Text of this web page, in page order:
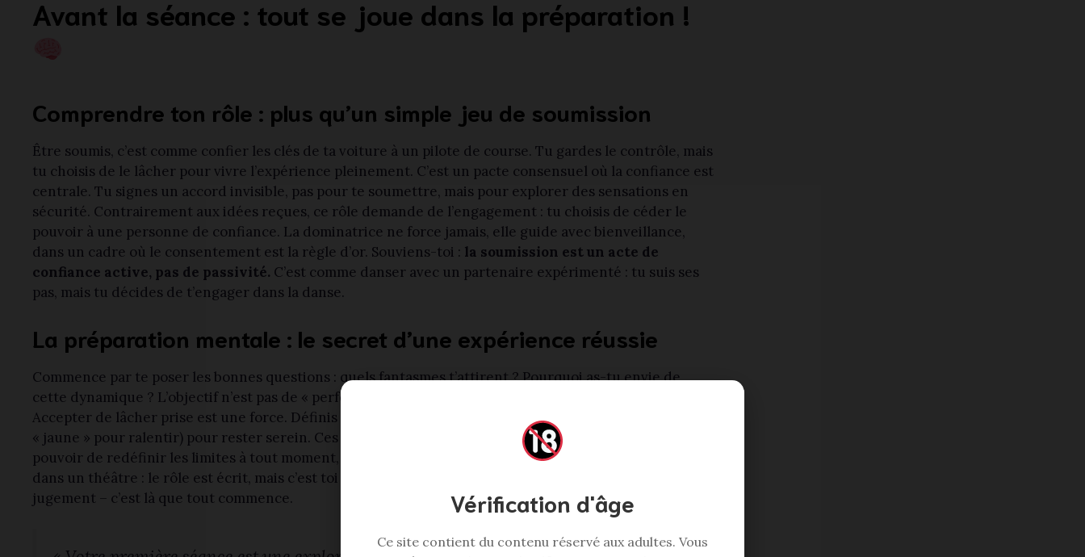
Vérification d'âge
Ce site contient du contenu réservé aux adultes. Vous
Avant la séance : tout se joue dans la préparation !
Comprendre ton rôle : plus qu’un simple jeu de soumission
Être soumis, c’est comme confier les clés de ta voiture à un pilote de course. Tu gardes le contrôle, mais
tu choisis de le lâcher pour vivre l’expérience pleinement. C’est un pacte consensuel où la confiance est
centrale. Tu signes un accord invisible, pas pour te soumettre, mais pour explorer des sensations en
sécurité. Contrairement aux idées reçues, ce rôle demande de l’engagement : tu choisis de céder le
pouvoir à une personne de confiance. La dominatrice ne force jamais, elle guide avec bienveillance,
dans un cadre où le consentement est la règle d’or. Souviens-toi : la soumission est un acte de
confiance active, pas de passivité. C’est comme danser avec un partenaire expérimenté : tu suis ses
pas, mais tu décides de t’engager dans la danse.
La préparation mentale : le secret d’une expérience réussie
Commence par te poser les bonnes questions : quels fantasmes t’attirent ? Pourquoi as-tu envie de
cette dynamique ? L’objectif n’est pas de « performer », mais d’être présent, honnête et ouvert.
Accepter de lâcher prise est une force. Définis des « safe words » (comme « rouge » pour arrêter ou
« jaune » pour ralentir) pour rester serein. Ces mots sont des ancrages essentiels : ils te donnent le
pouvoir de redéfinir les limites à tout moment, renforçant ta
sécurité mentale. Imagine que tu entres
dans un théâtre : le rôle est écrit, mais c’est toi qui l’interprètes. Prépare-toi à être vulnérable, sans
jugement – c’est là que tout commence.